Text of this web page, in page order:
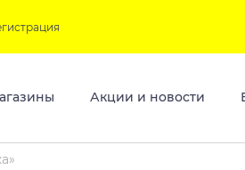
Акции и новости